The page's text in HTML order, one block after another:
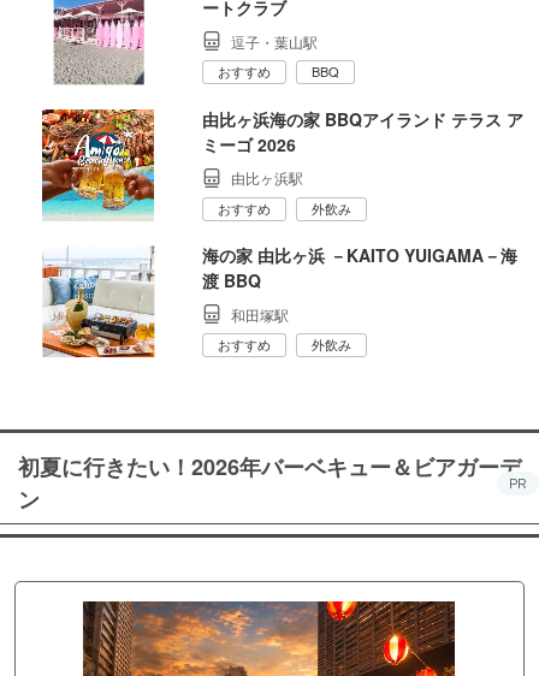
ートクラブ
逗子・葉山駅
おすすめ BBQ
由比ヶ浜海の家 BBQアイランド テラス ア
ミーゴ 2026
由比ヶ浜駅
おすすめ 外飲み
海の家 由比ヶ浜 －KAITO YUIGAMA－海
渡 BBQ
和田塚駅
おすすめ 外飲み
初夏に行きたい！2026年バーベキュー＆ビアガーデ
ン
PR